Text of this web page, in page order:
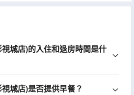
城店)的入住和退房時間是什
城店)是否提供早餐？